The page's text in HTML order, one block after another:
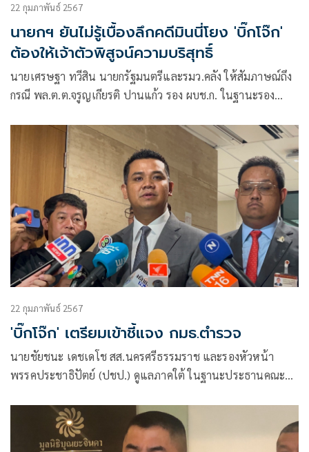
22 กุมภาพันธ์ 2567
นายกฯ ยันไม่รู้เบื้องลึกคดีมินนี่โยง 'บิ๊กโจ๊ก'
ต้องให้เจ้าตัวพิสูจน์ความบริสุทธิ์
นายเศรษฐา ทวีสิน นายกรัฐมนตรีและรมว.คลัง ให้สัมภาษณ์ถึง
กรณี พล.ต.ต.จรูญเกียรติ ปานแก้ว รอง ผบช.ก. ในฐานะรอง
เครือข่ายมินนี่ แจ้งความดำเนินคดีกับพล.ต.อ.สุรเชษฐ์ หักพาล
22 กุมภาพันธ์ 2567
'บิ๊กโจ๊ก' เตรียมเข้าชี้แจง กมธ.ตำรวจ
นายชัยชนะ เดชเดโช สส.นครศรีธรรมราช และรองหัวหน้า
พรรคประชาธิปัตย์ (ปชป.) ดูแลภาคใต้ ในฐานะประธานคณะ
วันนี้ว่า เป็นการพิจารณาวาระติดตามความคืบหน้าเกี่ยวกับ
มาตรการรักษาความปลอดภัยขบวนเสด็จฯ